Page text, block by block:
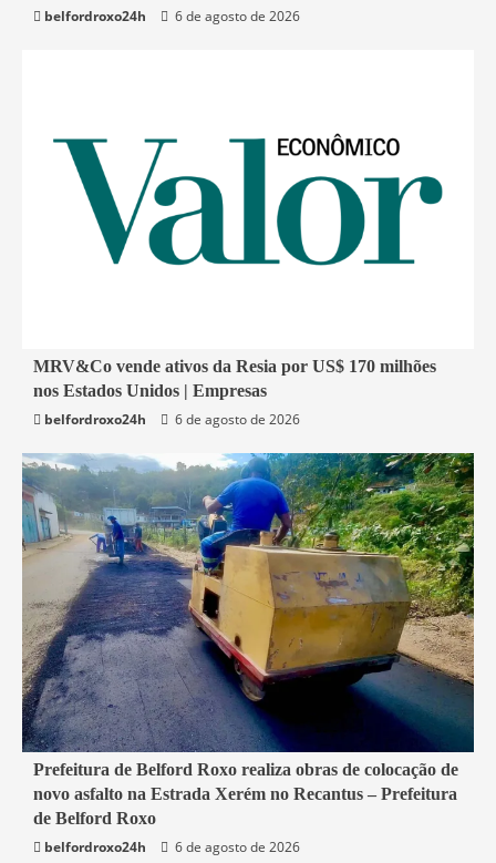
Mundo
belfordroxo24h 6 de agosto de 2026
2 min read
Economia
MRV&Co vende ativos da Resia por US$ 170 milhões
nos Estados Unidos | Empresas
belfordroxo24h
6 de agosto de 2026
2 min read
Belford Roxo
Prefeitura de Belford Roxo realiza obras de colocação de
novo asfalto na Estrada Xerém no Recantus – Prefeitura
de Belford Roxo
belfordroxo24h
6 de agosto de 2026